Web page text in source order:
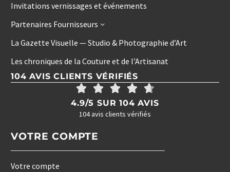
Invitations vernissages et événements
Partenaires Fournisseurs
La Gazette Visuelle — Studio & Photographie d’Art
Les chroniques de la Couture et de l’Artisanat
104 AVIS CLIENTS VÉRIFIÉS
4.9/5 SUR 104 AVIS
104 avis clients vérifiés
VOTRE COMPTE
Votre compte